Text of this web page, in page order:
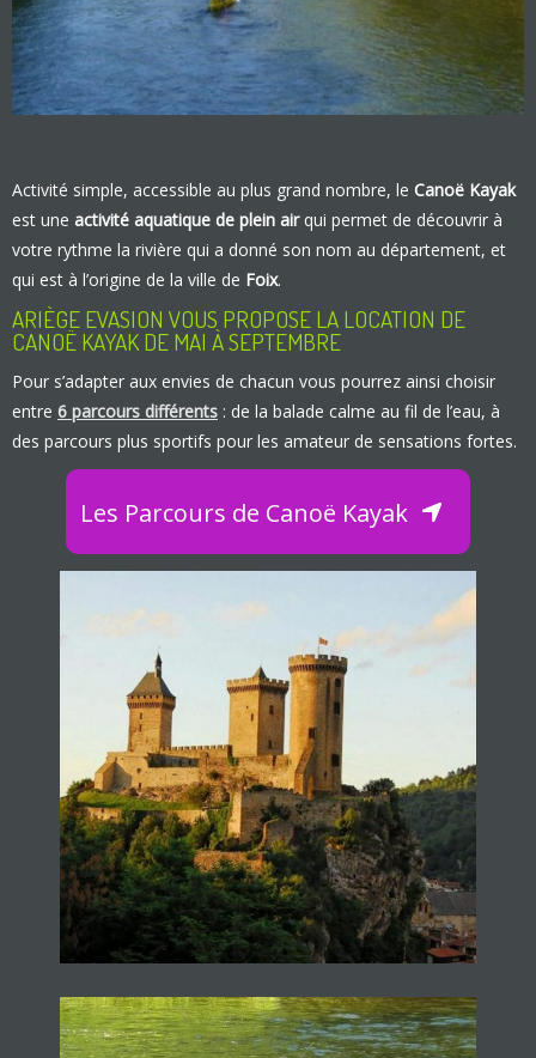
Activité simple, accessible au plus grand nombre, le Canoë Kayak
est une activité aquatique de plein airqui permet de découvrir à
votre rythme la rivière qui a donné son nom au département, et
qui est à l’origine de la ville de Foix.
ARIÈGE EVASION VOUS PROPOSE LA LOCATION DE
CANOË KAYAK DE MAI À SEPTEMBRE
Pour s’adapter aux envies de chacun vous pourrez ainsi choisir
entre 6 parcours différents : de la balade calme au fil de l’eau, à
des parcours plus sportifs pour les amateur de sensations fortes.
Les Parcours de Canoë Kayak